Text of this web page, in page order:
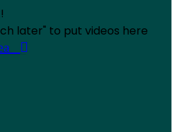
later" to put videos here